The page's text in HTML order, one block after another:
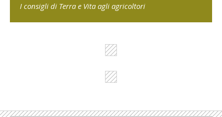
I consigli di Terra e Vita agli agricoltori